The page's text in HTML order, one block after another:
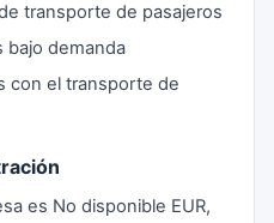
transporte de pasajeros
bajo demanda
con el transporte de
es No disponible EUR,